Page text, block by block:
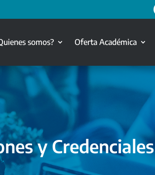
somos? Oferta Académica
y Credenciales